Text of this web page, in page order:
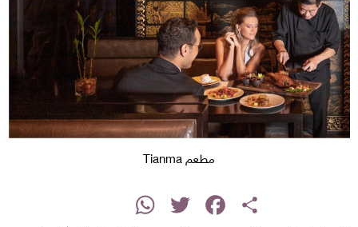
مطعم Tianma
Share
Facebook
Twitter
WhatsApp